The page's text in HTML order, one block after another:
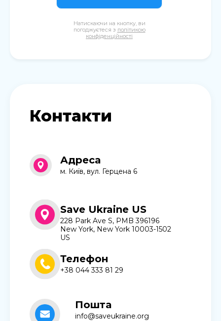
Натискаючи на кнопку, ви
погоджуєтеся з політикою
конфіденційності
Контакти
Адреса
м. Київ, вул. Герцена 6
Save Ukraine US
228 Park Ave S, PMB 396196
New York, New York 10003-1502
US
Телефон
+38 044 333 81 29
Пошта
info@saveukraine.org